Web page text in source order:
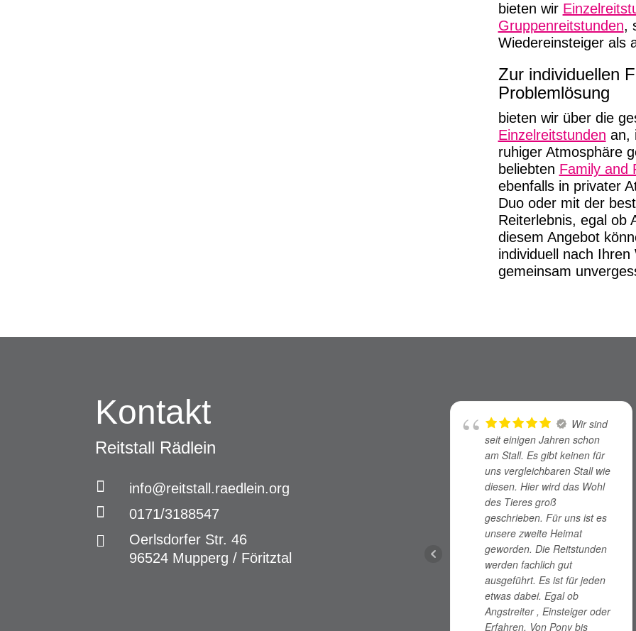
bieten wir
Gruppenreitstunden,
Wiedereinsteiger als
Zur individuellen
Problemlösung
bieten wir über die
Einzelreitstunden an,
ruhiger Atmosphäre
beliebten Family and
ebenfalls in privater
Duo oder mit der
Reiterlebnis, egal ob
diesem Angebot
individuell nach
gemeinsam
Kontakt
Reitstall Rädlein
 info@reitstall.raedlein.org
 0171/3188547

Oerlsdorfer Str. 46
96524 Mupperg / Föritztal
Wir sind
seit einigen Jahren schon
am Stall. Es gibt keinen für
uns vergleichbaren Stall wie
diesen. Hier wird das Wohl
des Tieres groß
geschrieben. Für uns ist es
unsere zweite Heimat
geworden. Die Reitstunden
werden fachlich gut
ausgeführt. Es ist für jeden
etwas dabei. Egal ob
Angstreiter , Einsteiger oder
Erfahren. Von Pony bis